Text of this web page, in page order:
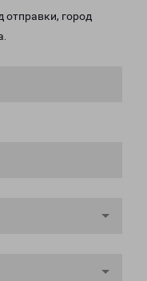
отправки, город